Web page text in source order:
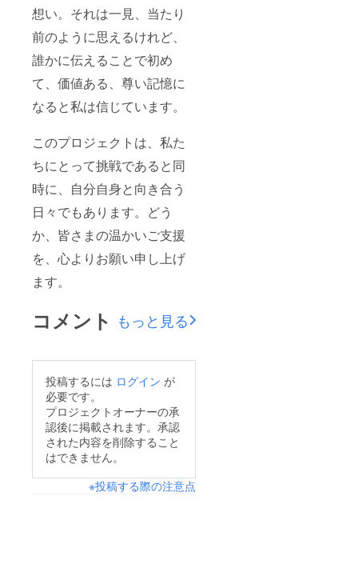
想い。それは一見、当たり
前のように思えるけれど、
誰かに伝えることで初め
て、価値ある、尊い記憶に
なると私は信じています。
このプロジェクトは、私た
ちにとって挑戦であると同
時に、自分自身と向き合う
日々でもあります。どう
か、皆さまの温かいご支援
を、心よりお願い申し上げ
ます。
コメント もっと見る
投稿するには ログイン が
必要です。
プロジェクトオーナーの承
認後に掲載されます。承認
された内容を削除すること
はできません。
※投稿する際の注意点